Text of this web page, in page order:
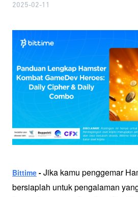
2025-02-11
Bittime - Jika kamu penggemar
bersiaplah untuk pengalaman